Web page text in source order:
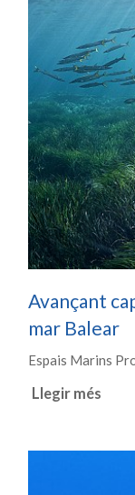
Avançant
mar Balear
Espais Marins
Llegir més